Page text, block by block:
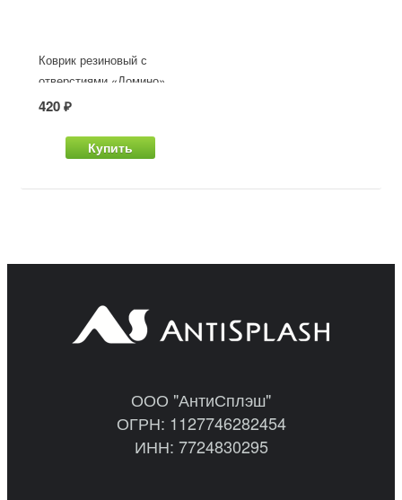
Коврик резиновый с
отверстиями «Домино»
400 х 600 х 22 мм
420 ₽
Купить
ООО "АнтиСплэш"
ОГРН: 1127746282454
ИНН: 7724830295